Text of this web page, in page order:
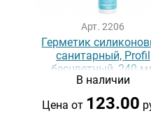
Арт. 2206
Герметик
санитарный, Profil
бесцветный, 240
В наличии
Цена от 123.00